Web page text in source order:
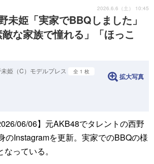
未姫「実家でBBQしました」
な家族で憧れる」「ほっこ
2026.6.6（土） 10:45
姫（C）モデルプレス 全 1 枚
拡大写真
06/06】元AKB48でタレントの西野
のInstagramを更新。実家でのBBQの様
っている。